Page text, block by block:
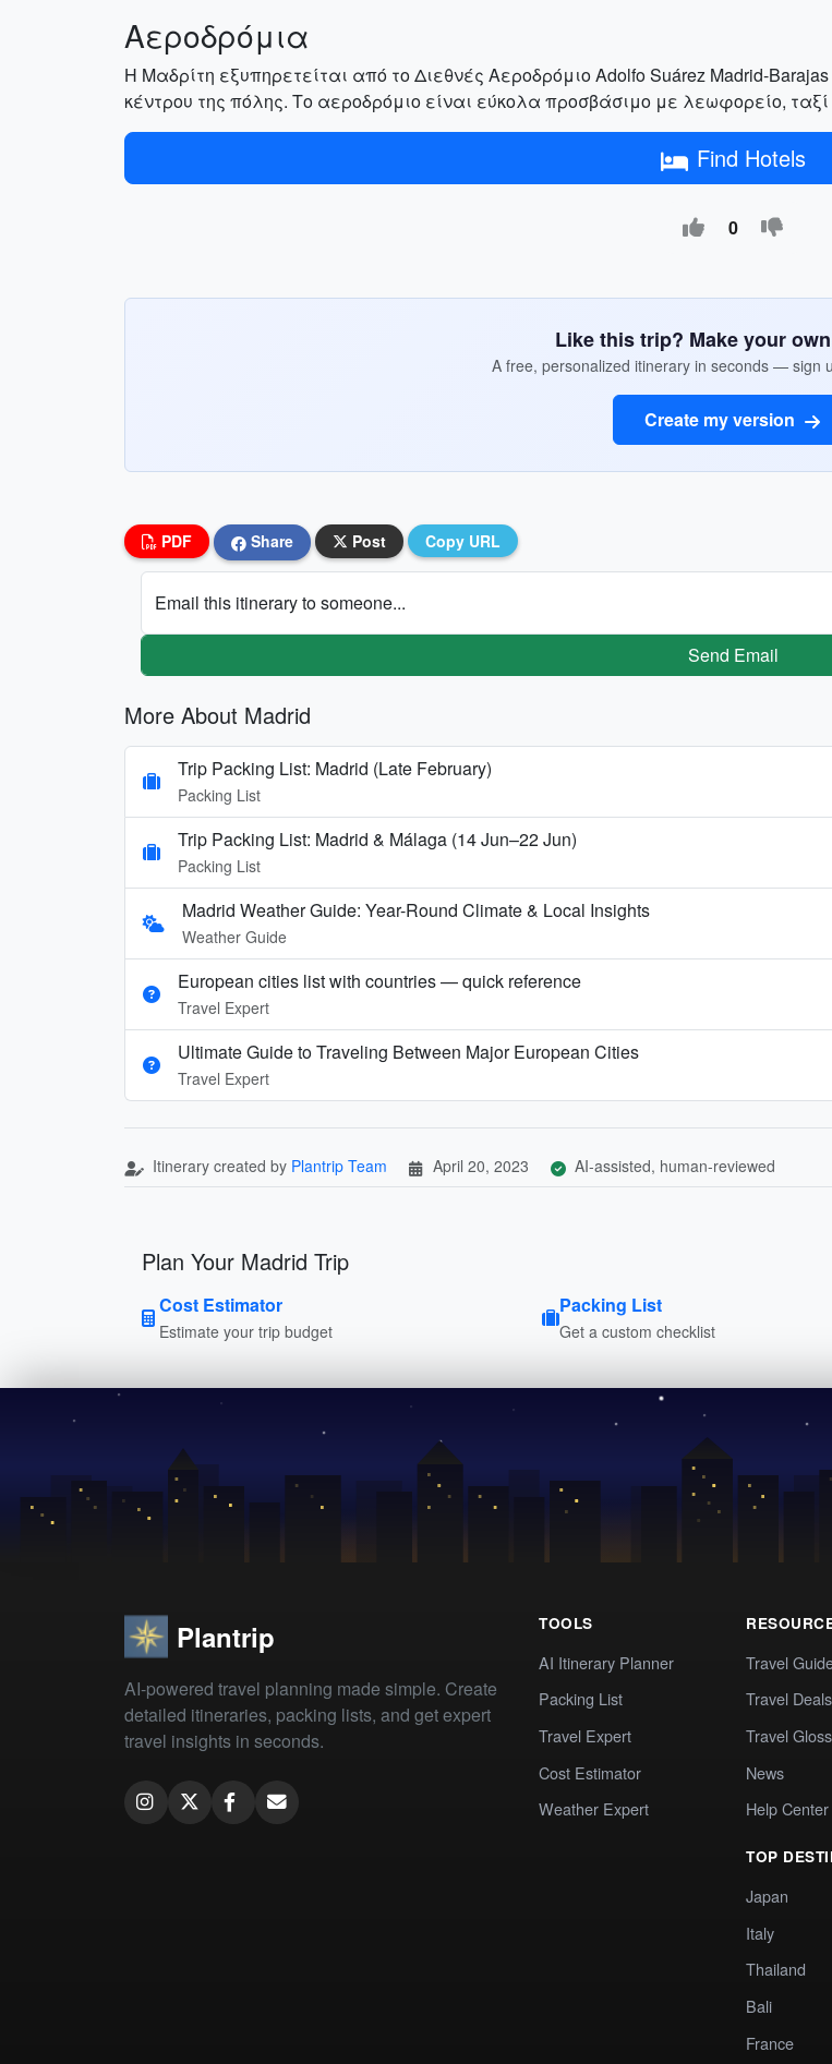
Αεροδρόμια
Η Μαδρίτη εξυπηρετείται από το Διεθνές Αεροδρόμιο Adolfo Suárez Madrid-
κέντρου της πόλης. Το αεροδρόμιο είναι εύκολα προσβάσιμο με λεωφορείο,
Find Hotels
0
Like this trip? Make your
A free, personalized itinerary in seconds — sign
Create my version
PDF Share Post Copy URL
Email this itinerary to someone...
Send Email
More About Madrid
Trip Packing List: Madrid (Late February)
Packing List
Trip Packing List: Madrid & Málaga (14 Jun–22 Jun)
Packing List
Madrid Weather Guide: Year-Round Climate & Local Insights
Weather Guide
European cities list with countries — quick reference
Travel Expert
Ultimate Guide to Traveling Between Major European Cities
Travel Expert
Itinerary created by Plantrip Team April 20, 2023 AI-assisted, human-reviewed
Plan Your Madrid Trip
Cost Estimator
Estimate your trip budget
Packing List
Get a custom checklist
Plantrip
AI-powered travel planning made simple. Create
detailed itineraries, packing lists, and get expert
travel insights in seconds.
TOOLS
AI Itinerary Planner
Packing List
Travel Expert
Cost Estimator
Weather Expert
Travel
Travel Deals
Travel
News
Help Center
TOP
Japan
Italy
Thailand
Bali
France